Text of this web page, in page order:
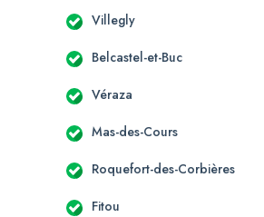
Villegly
Belcastel-et-Buc
Véraza
Mas-des-Cours
Roquefort-des-Corbières
Fitou